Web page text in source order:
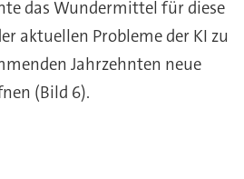
das Wundermittel für diese
aktuellen Probleme der KI zu
Jahrzehnten neue
(Bild 6).